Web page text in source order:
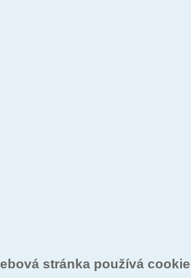
stránka používá